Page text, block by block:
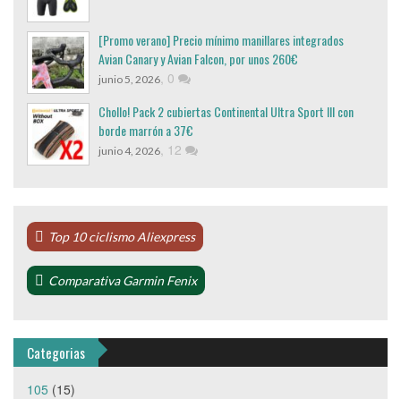
[Promo verano] Precio mínimo manillares integrados
Avian Canary y Avian Falcon, por unos 260€
junio 5, 2026, 0
Chollo! Pack 2 cubiertas Continental Ultra Sport III con
borde marrón a 37€
junio 4, 2026, 12
Top 10 ciclismo Aliexpress
Comparativa Garmin Fenix
Categorias
105 (15)